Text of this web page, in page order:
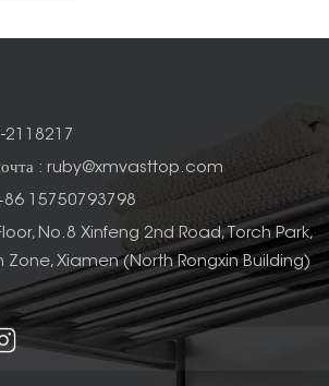
2118217
: ruby@xmvasttop.com
15750793798
No.8 Xinfeng 2nd Road, Torch Park,
Zone, Xiamen (North Rongxin Building)